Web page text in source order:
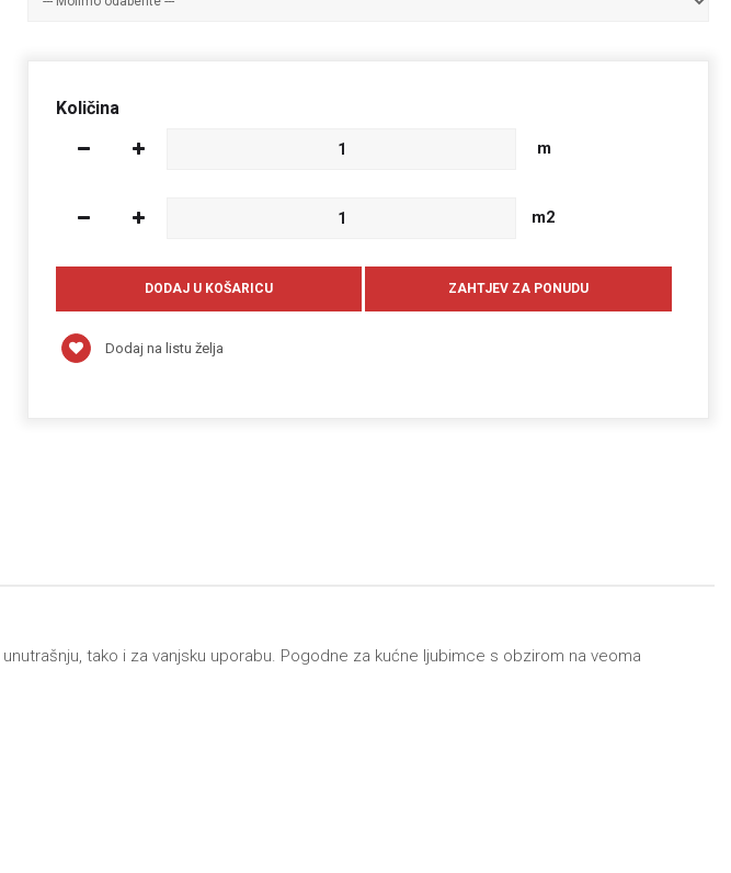
Količina
m
m2
Dodaj na listu želja
tako i za vanjsku uporabu. Pogodne za kućne ljubimce s obzirom na veoma